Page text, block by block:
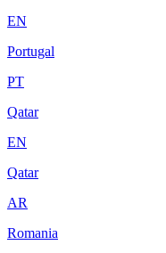
EN
Portugal
PT
Qatar
EN
Qatar
AR
Romania